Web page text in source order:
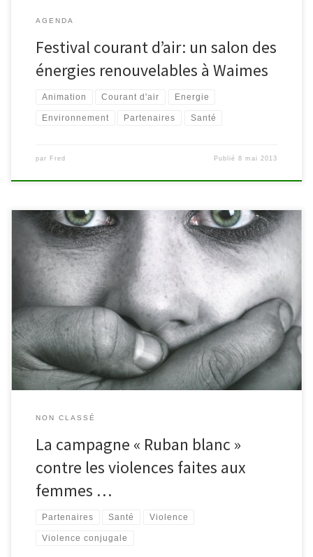
AGENDA
Festival courant d’air: un salon des
énergies renouvelables à Waimes
Animation Courant d'air Energie
Environnement Partenaires Santé
par Fred Publié8 mai 2013
C’est le 25 novembre 2012 qu’a démarré, en province de Liège, la
septième édition de la campagne « Ruban blanc » contre les
violences faites aux femmes. Elle vise à sensibiliser et à mobiliser
les hommes sur cette douloureuse problématique. Par le port
d’un ruban blanc, les hommes expriment leur opposition aux […]
NON CLASSÉ
La campagne « Ruban blanc »
contre les violences faites aux
femmes …
Partenaires Santé Violence
Violence conjugale